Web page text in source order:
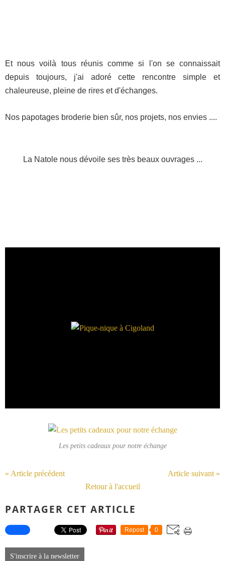
Et nous voilà tous réunis comme si l'on se connaissait
depuis toujours, j'ai adoré cette rencontre simple et
chaleureuse, pleine de rires et d'échanges.
Nos papotages broderie bien sûr, nos projets, nos envies ....
La Natole nous dévoile ses très beaux ouvrages ...
Les petits cadeaux pour notre échange
« Article précédent
Article suivant »
Retour à l'accueil
PARTAGER CET ARTICLE
Repost 0
S'inscrire à la newsletter